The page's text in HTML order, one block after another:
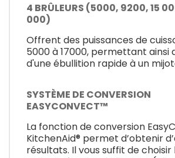
4 BRÛLEURS (5000, 9200, 15
000)
Offrent des puissances de
5000 à 17000, permettant ainsi
d'une ébullition rapide à un
SYSTÈME DE CONVERSION
EASYCONVECT™
La fonction de conversion
KitchenAid® permet d’obtenir
résultats. Il vous suffit de choisir